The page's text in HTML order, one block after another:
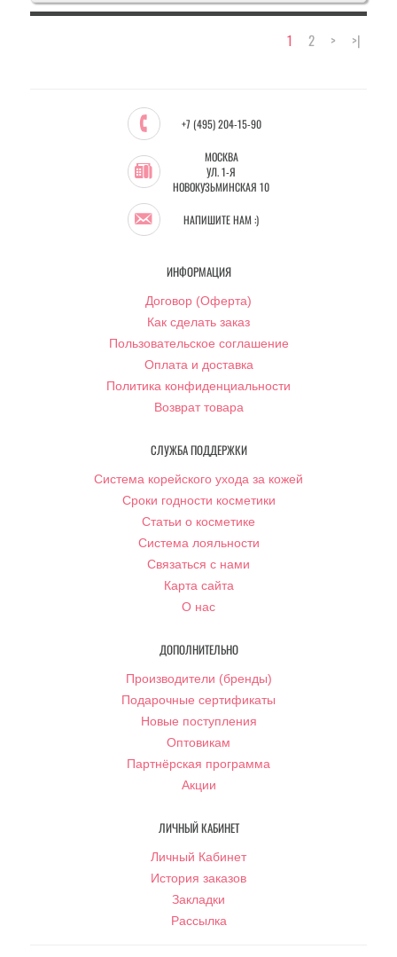
1 2 > >|
+7 (495) 204-15-90
МОСКВА
УЛ. 1-Я
НОВОКУЗЬМИНСКАЯ 10
НАПИШИТЕ НАМ :)
ИНФОРМАЦИЯ
Договор (Оферта)
Как сделать заказ
Пользовательское соглашение
Оплата и доставка
Политика конфиденциальности
Возврат товара
СЛУЖБА ПОДДЕРЖКИ
Система корейского ухода за кожей
Сроки годности косметики
Статьи о косметике
Система лояльности
Связаться с нами
Карта сайта
О нас
ДОПОЛНИТЕЛЬНО
Производители (бренды)
Подарочные сертификаты
Новые поступления
Оптовикам
Партнёрская программа
Акции
ЛИЧНЫЙ КАБИНЕТ
Личный Кабинет
История заказов
Закладки
Рассылка